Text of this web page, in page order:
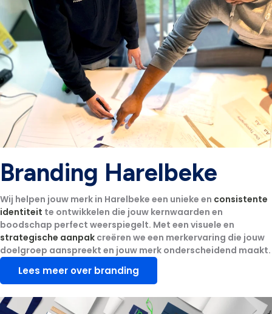
Branding Harelbeke
Wij helpen jouw merk in Harelbeke een unieke en consistente
identiteit te ontwikkelen die jouw kernwaarden en
boodschap perfect weerspiegelt. Met een visuele en
strategische aanpak creëren we een merkervaring die jouw
doelgroep aanspreekt en jouw merk onderscheidend maakt.
Lees meer over branding